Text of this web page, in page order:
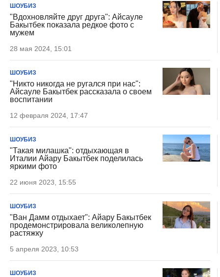
ШОУБИЗ
"Вдохновляйте друг друга": Айсауле
Бакытбек показала редкое фото с
мужем
28 мая 2024, 15:01
ШОУБИЗ
"Никто никогда не ругался при нас":
Айсауле Бакытбек рассказала о своем
воспитании
12 февраля 2024, 17:47
ШОУБИЗ
"Такая милашка": отдыхающая в
Италии Айару Бакытбек поделилась
яркими фото
22 июня 2023, 15:55
ШОУБИЗ
"Ван Дамм отдыхает": Айару Бакытбек
продемонстрировала великолепную
растяжку
5 апреля 2023, 10:53
ШОУБИЗ